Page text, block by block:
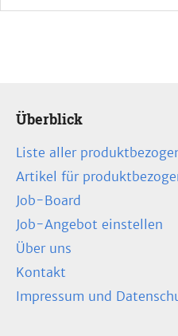
Überblick
Liste aller
Artikel für
Job-Board
Job-Angebot einstellen
Über uns
Kontakt
Impressum und